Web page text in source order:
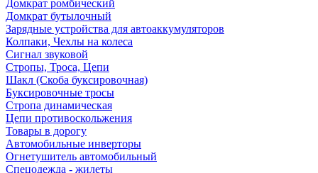
Домкрат ромбический
Домкрат бутылочный
Зарядные устройства для автоаккумуляторов
Колпаки, Чехлы на колеса
Сигнал звуковой
Стропы, Троса, Цепи
Шакл (Скоба буксировочная)
Буксировочные тросы
Стропа динамическая
Цепи противоскольжения
Товары в дорогу
Автомобильные инверторы
Огнетушитель автомобильный
Спецодежда - жилеты